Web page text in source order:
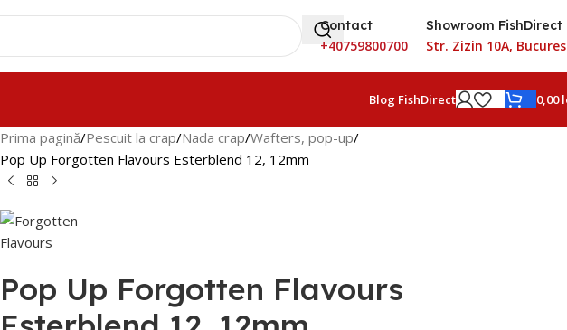
Contact
+40759800700
Showroom FishDirect
Str. Zizin 10A,
Blog FishDirect 0,00
Prima pagină Pescuit la crap Nada crap Wafters, pop-up
Pop Up Forgotten Flavours Esterblend 12, 12mm
Pop Up Forgotten Flavours